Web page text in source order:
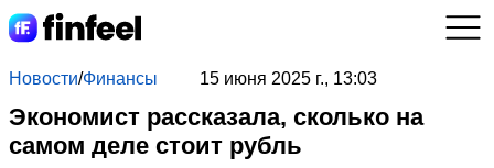
Новости/Финансы 15 июня 2025 г., 13:03
Экономист рассказала, сколько на
самом деле стоит рубль